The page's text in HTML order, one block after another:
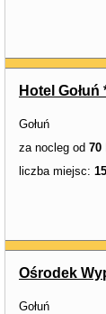
Hotel Gołuń
Gołuń
za nocleg od 70
liczba miejsc:
Ośrodek
Gołuń